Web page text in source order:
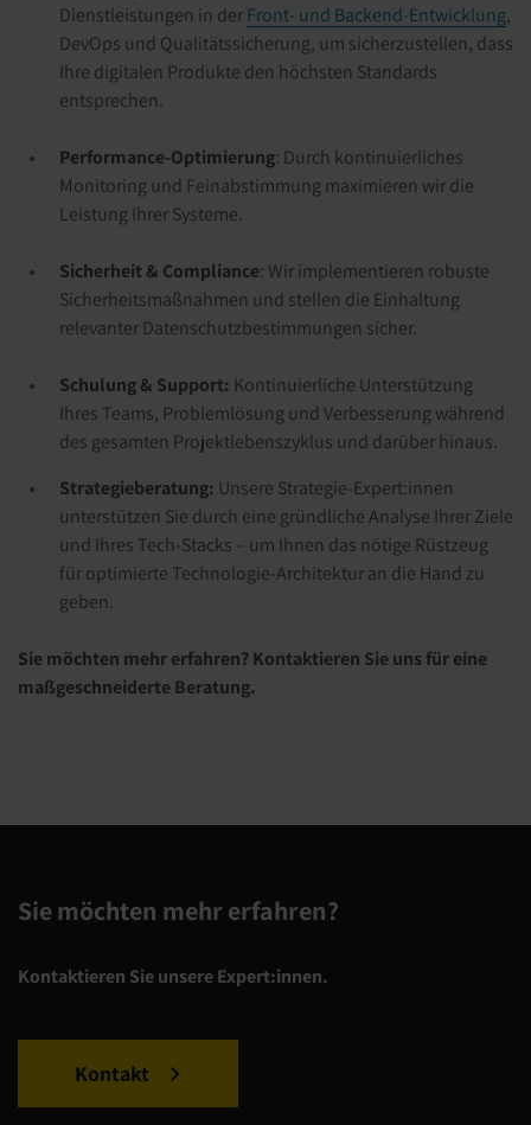
Dienstleistungen in derFront- und Backend-Entwicklung,
DevOps und Qualitätssicherung, um sicherzustellen, dass
Ihre digitalen Produkte den höchsten Standards
entsprechen.
Performance-Optimierung: Durch kontinuierliches
Monitoring und Feinabstimmung maximieren wir die
Leistung Ihrer Systeme.
Sicherheit & Compliance: Wir implementieren robuste
Sicherheitsmaßnahmen und stellen die Einhaltung
relevanter Datenschutzbestimmungen sicher.
Schulung & Support: Kontinuierliche Unterstützung
Ihres Teams, Problemlösung und Verbesserung während
des gesamten Projektlebenszyklus und darüber hinaus.
Strategieberatung: Unsere Strategie-Expert:innen
unterstützen Sie durch eine gründliche Analyse Ihrer Ziele
und Ihres Tech-Stacks – um Ihnen das nötige Rüstzeug
für optimierte Technologie-Architektur an die Hand zu
geben.
Sie möchten mehr erfahren? Kontaktieren Sie uns für eine
maßgeschneiderte Beratung.
Sie möchten mehr erfahren?
Kontaktieren Sie unsere Expert:innen.
Kontakt